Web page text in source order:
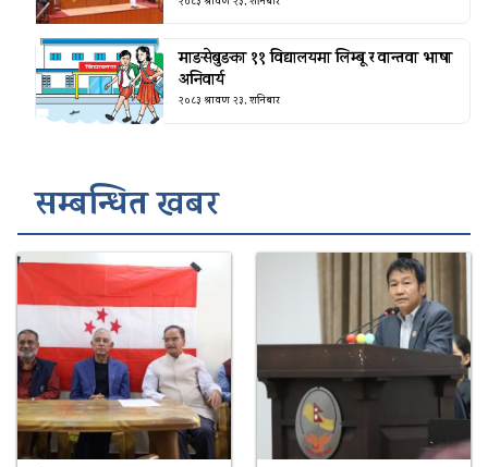
माङसेबुङका ११ विद्यालयमा लिम्बू र वान्तवा भाषा
अनिवार्य
२०८३ श्रावण २३, शनिबार
सम्बन्धित खबर